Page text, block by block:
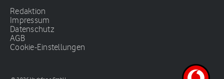
Redaktion
Impressum
Datenschutz
AGB
Cookie-Einstellungen